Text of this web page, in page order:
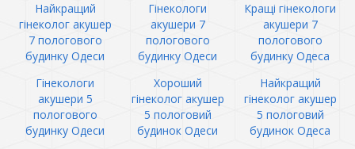
Найкращий
гінеколог акушер
7 пологового
будинку Одеси
Гінекологи
акушери 7
пологового
будинку Одеси
Кращі гінекологи
акушери 7
пологового
будинку Одеса
Гінекологи
акушери 5
пологового
будинку Одеси
Хороший
гінеколог акушер
5 пологовий
будинок Одеси
Найкращий
гінеколог акушер
5 пологовий
будинок Одеса